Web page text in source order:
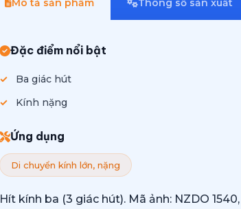
Mô tả sản phẩm Thông số sản xuất
Đặc điểm nổi bật
Ba giác hút
Kính nặng
Ứng dụng
Di chuyển kính lớn, nặng
Hít kính ba (3 giác hút). Mã ảnh: NZDO